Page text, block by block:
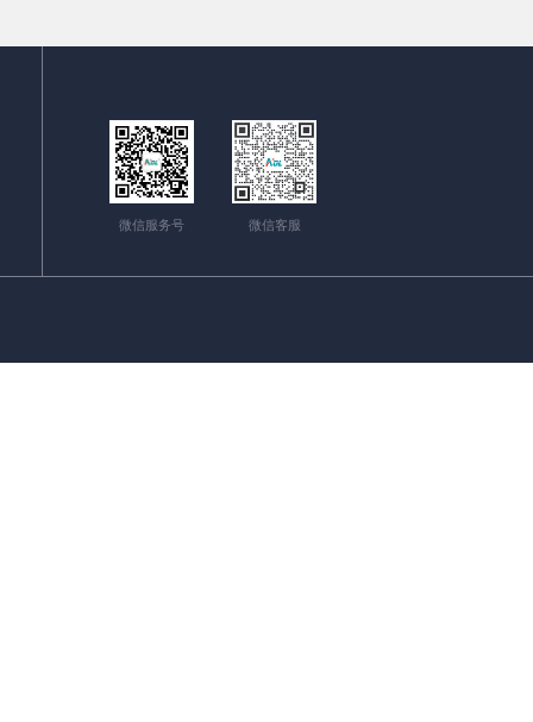
微信服务号 微信客服